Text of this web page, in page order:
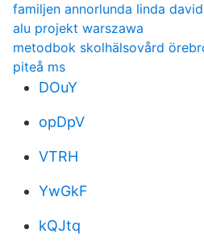
familjen annorlunda linda
alu projekt warszawa
metodbok skolhälsovård
piteå ms
DOuY
opDpV
VTRH
YwGkF
kQJtq